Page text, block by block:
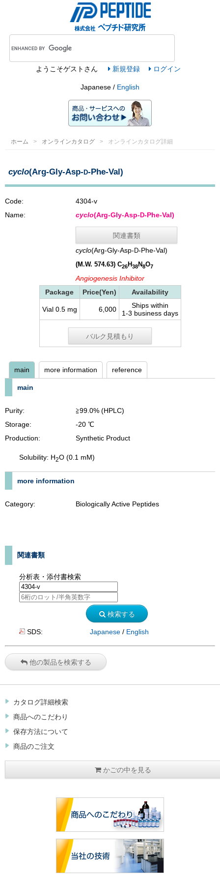
ようこそゲスト さん 新規登録 ログイン
Japanese / English
ホーム オンラインカタログ オンラインカタログ詳細
cyclo(Arg-Gly-Asp- D-Phe-Val)
Code:
4304-v
Name:
cyclo(Arg-Gly-Asp-D-Phe-Val)
関連書類
cyclo(Arg-Gly-Asp- D-Phe-Val)
(M.W. 574.63) C26H38N8O7
Angiogenesis Inhibitor
Package
Price(Yen) Availability
Vial 0.5 mg 6,000
Ships within
1-3 business days
バルク見積もり
main more information reference
main
Purity:
≧99.0% (HPLC)
Storage:
-20 ℃
Production:
Synthetic Product
Solubility: H2O (0.1 mM)
more information
Category: Biologically Active Peptides
関連書類
分析表・添付書検索
検索する
SDS: Japanese/ English
他の製品を検索する
カタログ詳細検索
商品へのこだわり
保存方法について
商品のご注文
かごの中を見る